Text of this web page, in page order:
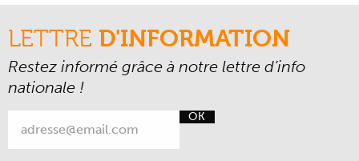
LETTRE D'INFORMATION
Restez informé grâce à notre lettre d’info
nationale !
OK